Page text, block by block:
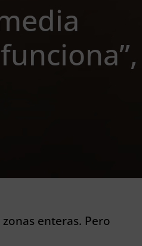
enteras. Pero